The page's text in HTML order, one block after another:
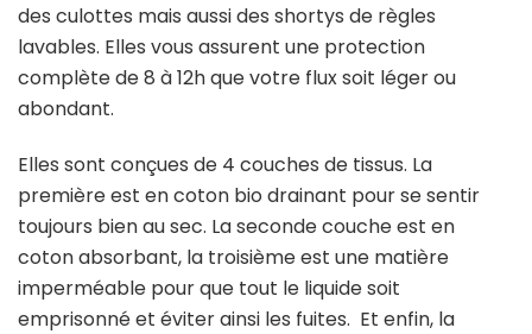
des culottes mais aussi des shortys de règles
lavables. Elles vous assurent une protection
complète de 8 à 12h que votre flux soit léger ou
abondant.
Elles sont conçues de 4 couches de tissus. La
première est en coton bio drainant pour se sentir
toujours bien au sec. La seconde couche est en
coton absorbant, la troisième est une matière
imperméable pour que tout le liquide soit
emprisonné et éviter ainsi les fuites. Et enfin, la